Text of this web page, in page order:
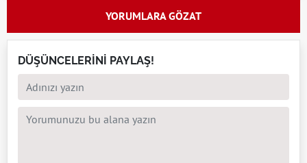
YORUMLARA GÖZAT
DÜŞÜNCELERİNİ PAYLAŞ!